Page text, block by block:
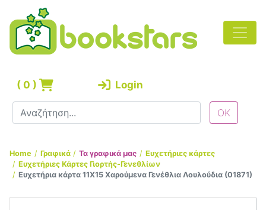
( 0 ) Login
Home Γραφικά Τα γραφικά μας
Ευχετήριες κάρτες
Ευχετήριες Κάρτες Γιορτής-Γενεθλίων
Ευχετήρια κάρτα 11Χ15 Χαρούμενα Γενέθλια Λουλούδια (01871)